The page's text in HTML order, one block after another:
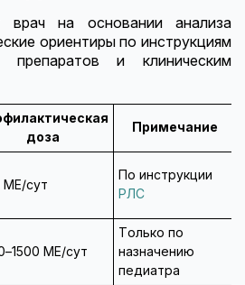
врач на основании анализа
ориентиры по инструкциям
препаратов и клиническим
доза
Примечание
МЕ/сут
По инструкции
РЛС
МЕ/сут
Только по
назначению
педиатра